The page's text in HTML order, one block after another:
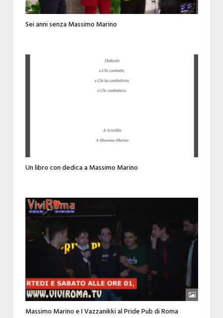
Sei anni senza Massimo Marino
Un libro con dedica a Massimo Marino
Massimo Marino e I Vazzanikki al Pride Pub di Roma